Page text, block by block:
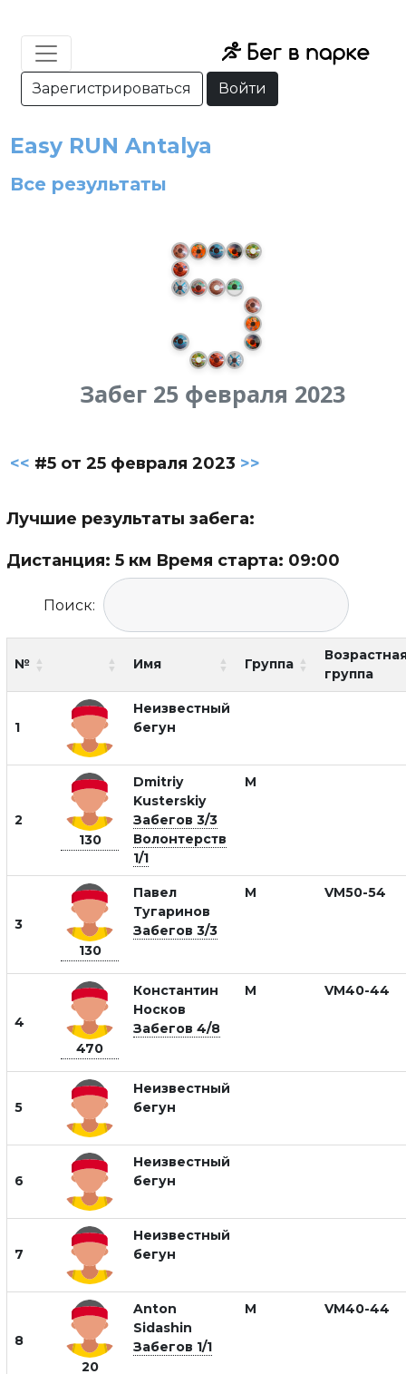
Зарегистрироваться Войти
Easy RUN Antalya
Все результаты
Забег 25 февраля 2023
<< #5 от 25 февраля 2023 >>
Лучшие результаты забега:
Дистанция: 5 км Время старта: 09:00
Поиск:
№ Имя Группа
группа
1
Неизвестный
бегун
2
130
Dmitriy
Kusterskiy
Забегов 3/3
Волонтерств
1/1
М
3
130
Павел
Тугаринов
Забегов 3/3
М VM50-54
4
470
Константин
Носков
Забегов 4/8
М VM40-44
5
Неизвестный
бегун
6
Неизвестный
бегун
7
Неизвестный
бегун
8
20
Anton
Sidashin
Забегов 1/1
М VM40-44